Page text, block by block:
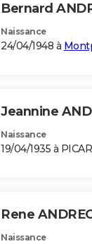
Bernard
Naissance
24/04/1948 à
Jeannine
Naissance
19/04/1935 à
Rene
Naissance